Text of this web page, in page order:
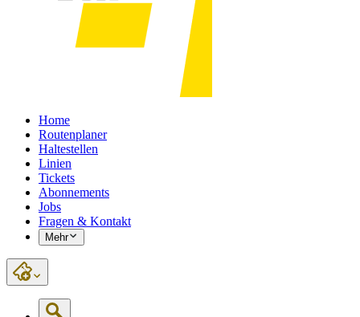
Home
Routenplaner
Haltestellen
Linien
Tickets
Abonnements
Jobs
Fragen & Kontakt
Mehr